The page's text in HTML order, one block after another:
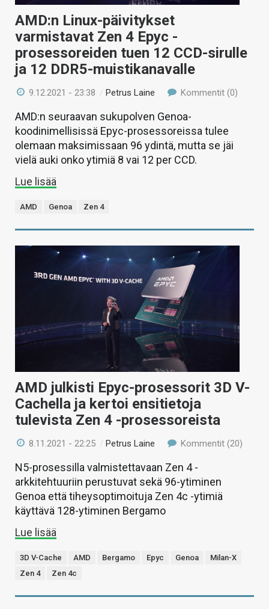
AMD:n Linux-päivitykset
varmistavat Zen 4 Epyc -
prosessoreiden tuen 12 CCD-sirulle
ja 12 DDR5-muistikanavalle
9.12.2021 - 23:38 /Petrus Laine Kommentit (0)
AMD:n seuraavan sukupolven Genoa-
koodinimellisissä Epyc-prosessoreissa tulee
olemaan maksimissaan 96 ydintä, mutta se jäi
vielä auki onko ytimiä 8 vai 12 per CCD.
Lue lisää
AMD Genoa Zen 4
AMD julkisti Epyc-prosessorit 3D V-
Cachella ja kertoi ensitietoja
tulevista Zen 4 -prosessoreista
8.11.2021 - 22:25 /Petrus Laine Kommentit (20)
N5-prosessilla valmistettavaan Zen 4 -
arkkitehtuuriin perustuvat sekä 96-ytiminen
Genoa että tiheysoptimoituja Zen 4c -ytimiä
käyttävä 128-ytiminen Bergamo
Lue lisää
3D V-Cache AMD Bergamo Epyc Genoa
Milan-X
Zen 4
Zen 4c